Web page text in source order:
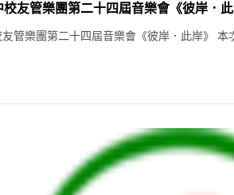
友管樂團第二十四屆音樂會《彼岸．
管樂團第二十四屆音樂會《彼岸．此岸》